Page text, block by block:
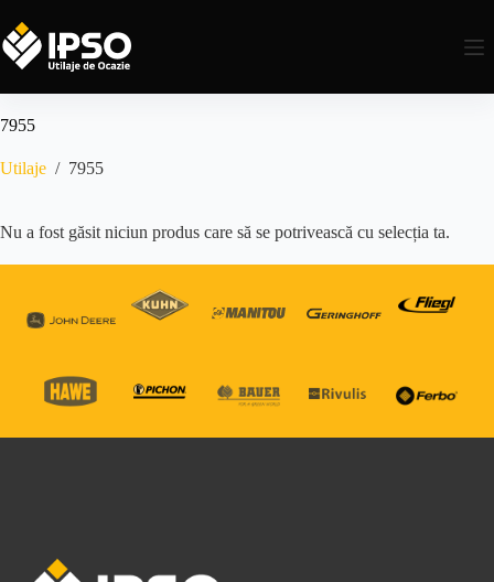
7955
Utilaje / 7955
Nu a fost găsit niciun produs care să se potrivească cu selecția ta.